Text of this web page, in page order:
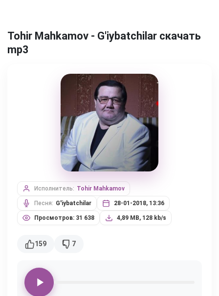
Tohir Mahkamov - G'iybatchilar скачать
mp3
Исполнитель: Tohir Mahkamov
Песня: G'iybatchilar 28-01-2018, 13:36
Просмотров: 31 638 4,89 MB, 128 kb/s
159 7